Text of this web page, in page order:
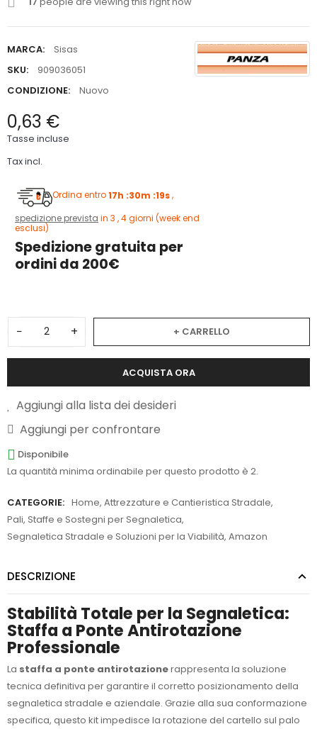
MARCA:
Sisas
SKU:
909036051
CONDIZIONE:
Nuovo
0,63 €
Tasse incluse
Tax incl.
Ordina entro17h :30m :18s,
spedizione prevista in 3 , 4 giorni (week end
esclusi)
Spedizione gratuita per
ordini da 200€
− + + CARRELLO
ACQUISTA ORA
Aggiungi alla lista dei desideri
Aggiungi per confrontare
Disponibile
La quantità minima ordinabile per questo prodotto è 2.
CATEGORIE: Home, Attrezzature e Cantieristica Stradale,
Pali, Staffe e Sostegni per Segnaletica,
Segnaletica Stradale e Soluzioni per la Viabilità, Amazon
DESCRIZIONE
Stabilità Totale per la Segnaletica:
Staffa a Ponte Antirotazione
Professionale
La staffa a ponte antirotazionerappresenta la soluzione
tecnica definitiva per garantire il corretto posizionamento della
segnaletica stradale e aziendale. Grazie alla sua conformazione
specifica, questo kit impedisce la rotazione del cartello sul palo